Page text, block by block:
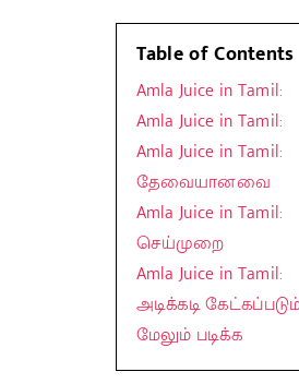
Table of Contents
Amla Juice in Tamil:
Amla Juice in Tamil:
Amla Juice in Tamil:
தேவையானவை
Amla Juice in Tamil:
செய்முறை
Amla Juice in Tamil:
அடிக்கடி
மேலும் படிக்க